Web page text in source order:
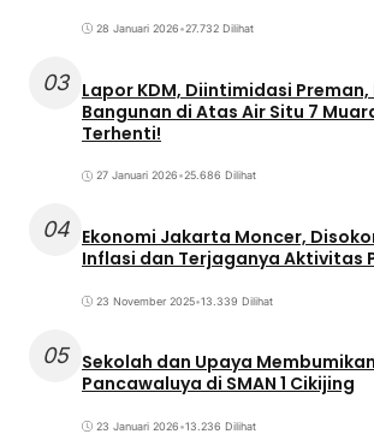
28 Januari 2026•27.732 Dilihat
03 Lapor KDM, Diintimidasi
Bangunan di Atas Air Situ 7
Terhenti!
27 Januari 2026•25.686 Dilihat
04 Ekonomi Jakarta Moncer,
Inflasi dan Terjaganya Aktivitas
23 November 2025•13.339 Dilihat
05 Sekolah dan Upaya
Pancawaluya di SMAN 1 Cikijing
23 Januari 2026•13.236 Dilihat